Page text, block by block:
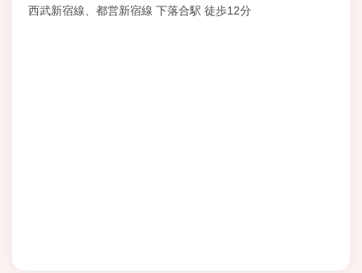
西武新宿線、都営新宿線 下落合駅 徒歩12分